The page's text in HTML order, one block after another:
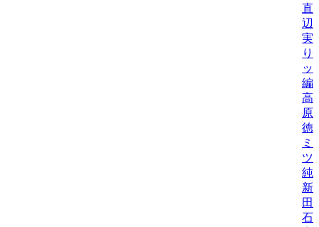
直
辺
実/
り
ッ
編
高
原
徳/
ミ
ツ
純/
新
田
石